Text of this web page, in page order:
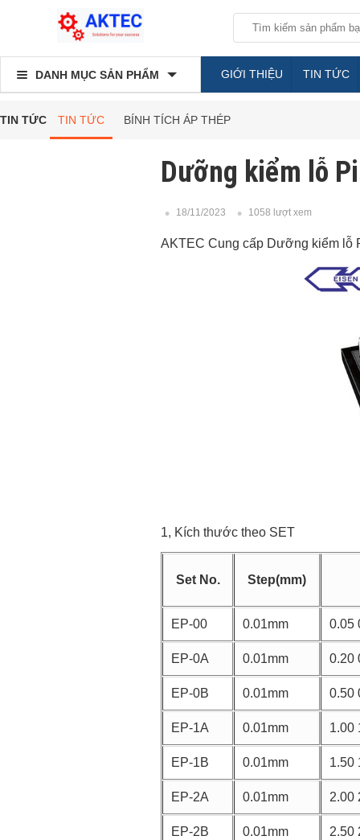
DANH MỤC SẢN PHẨM GIỚI THIỆU TIN TỨC
TIN TỨC TIN TỨC BÍNH TÍCH ÁP THÉP
Dưỡng kiểm lỗ
18/11/2023 1058 lượt xem
AKTEC Cung cấp Dưỡng kiểm lỗ
1, Kích thước theo SET
Set No. Step(mm)
EP-00 0.01mm 0.05
EP-0A 0.01mm 0.20
EP-0B 0.01mm 0.50
EP-1A 0.01mm 1.00
EP-1B 0.01mm 1.50
EP-2A 0.01mm 2.00
EP-2B 0.01mm 2.50